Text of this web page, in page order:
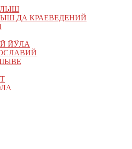
ДА КРАЕВЕДЕНИЙ
ЙӰЛА